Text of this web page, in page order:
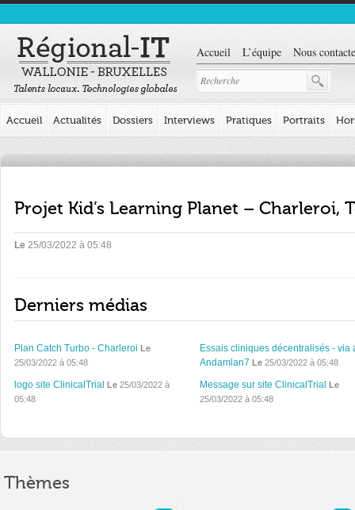
Accueil L’équipe Nous
Accueil Actualités Dossiers Interviews Pratiques Portraits
Projet Kid’s Learning Planet – Charleroi,
Le 25/03/2022 à 05:48
Derniers médias
Plan Catch Turbo - Charleroi Le
25/03/2022 à 05:48
Essais cliniques décentralisés - via
Andamlan7 Le25/03/2022 à 05:48
logo site ClinicalTrial Le 25/03/2022 à
05:48
Message sur site ClinicalTrial Le
25/03/2022 à 05:48
Thèmes